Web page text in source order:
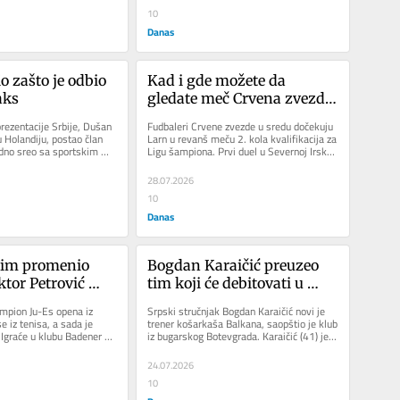
10
Danas
zašto je odbio
Srbije, Dušan
postao član
sreo sa sportskim
Kad i gde možete da
gledate meč Crvena zvezda
Fudbaleri Crvene zvezde u sredu dočekuju
Larn u revanš meču 2. kola kvalifikacija za
Ligu šampiona. Prvi duel u Severnoj Irskoj
su dobili...
28.07.2026
10
Danas
promenio
Petrović
Ju-Es opena iz
iz tenisa, a sada je
u klubu Badener AC
rangu...
Bogdan Karaičić preuzeo
tim koji će debitovati u
Srpski stručnjak Bogdan Karaičić novi je
trener košarkaša Balkana, saopštio je klub
iz bugarskog Botevgrada. Karaičić (41) je
tokom prošle...
24.07.2026
10